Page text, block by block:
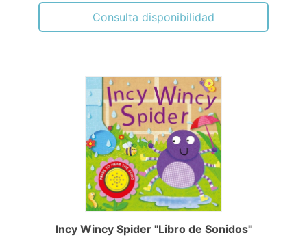
Consulta disponibilidad
Incy Wincy Spider "Libro de Sonidos"